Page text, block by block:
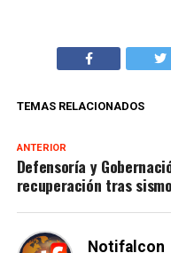
TEMAS RELACIONADOS
ANTERIOR
Defensoría y
recuperación tras
Notifalcon